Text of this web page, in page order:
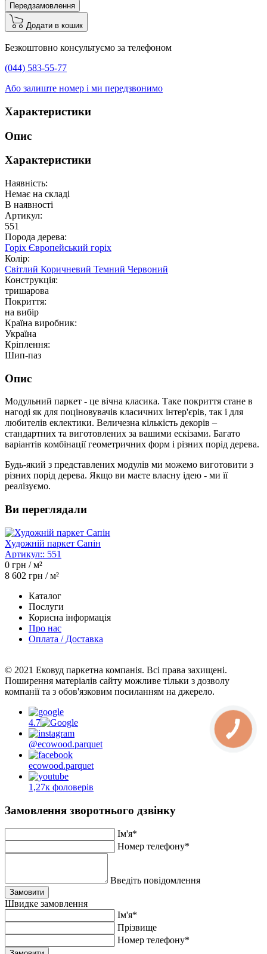
Передзамовлення
Додати в кошик
Безкоштовно консультуємо за телефоном
(044) 583-55-77
Або залиште номер і ми передзвонимо
Характеристики
Опис
Характеристики
Наявність:
Немає на складі
В наявності
Артикул:
551
Порода дерева:
Горіх Європейський горіх
Колір:
Світлий Коричневий Темний Червоний
Конструкція:
тришарова
Покриття:
на вибір
Країна виробник:
Україна
Кріплення:
Шип-паз
Опис
Модульний паркет - це вічна класика. Таке покриття стане в
нагоді як для поціновувачів класичних інтер'єрів, так і для
любителів еклектики. Величезна кількість декорів –
стандартних та виготовлених за вашими ескізами. Багато
варіантів комбінації геометричних форм і різних порід дерева.
Будь-який з представлених модулів ми можемо виготовити з
різних порід дерева. Якщо ви маєте власну ідею - ми її
реалізуємо.
Ви переглядали
Художній паркет Сапін
Артикул:: 551
0 грн / м²
8 602 грн / м²
Каталог
Послуги
Корисна інформація
Про нас
Оплата / Доставка
© 2021 Ековуд паркетна компанія. Всі права захищені.
Поширення матеріалів сайту можливе тільки з дозволу
компанії та з обов'язковим посиланням на джерело.
4.7
@ecowood.parquet
ecowood.parquet
1,27к фоловерів
Замовлення зворотнього дзвінку
Ім'я*
Номер телефону*
Введіть повідомлення
Замовити
Швидке замовлення
Ім'я*
Прiзвище
Номер телефону*